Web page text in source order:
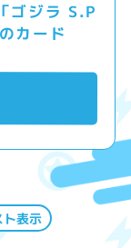
ゴジラ S.P
カード
ト表示